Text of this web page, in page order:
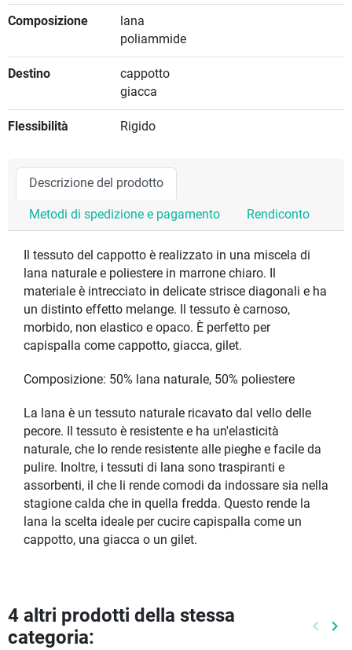
Composizione
lana
poliammide
Destino
cappotto
giacca
Flessibilità Rigido
Descrizione del prodotto
Metodi di spedizione e pagamento Rendiconto
Il tessuto del cappotto è realizzato in una miscela di
lana naturale e poliestere in marrone chiaro. Il
materiale è intrecciato in delicate strisce diagonali e ha
un distinto effetto melange. Il tessuto è carnoso,
morbido, non elastico e opaco. È perfetto per
capispalla come cappotto, giacca, gilet.
Composizione: 50% lana naturale, 50% poliestere
La lana è un tessuto naturale ricavato dal vello delle
pecore. Il tessuto è resistente e ha un'elasticità
naturale, che lo rende resistente alle pieghe e facile da
pulire. Inoltre, i tessuti di lana sono traspiranti e
assorbenti, il che li rende comodi da indossare sia nella
stagione calda che in quella fredda. Questo rende la
lana la scelta ideale per cucire capispalla come un
cappotto, una giacca o un gilet.
4 altri prodotti della stessa
categoria:
keyboard_arrow_left keyboard_arrow_right